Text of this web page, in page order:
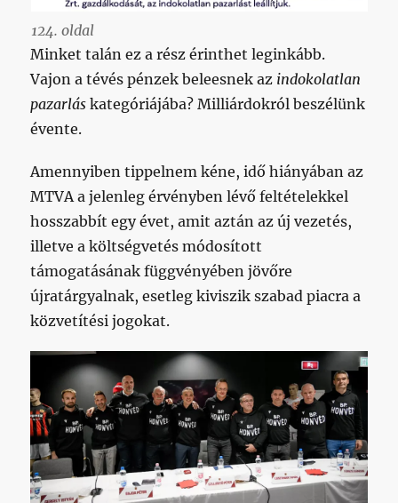
124. oldal
Minket talán ez a rész érinthet leginkább.
Vajon a tévés pénzek beleesnek az indokolatlan
pazarlás kategóriájába? Milliárdokról beszélünk
évente.
Amennyiben tippelnem kéne, idő hiányában az
MTVA a jelenleg érvényben lévő feltételekkel
hosszabbít egy évet, amit aztán az új vezetés,
illetve a költségvetés módosított
támogatásának függvényében jövőre
újratárgyalnak, esetleg kiviszik szabad piacra a
közvetítési jogokat.